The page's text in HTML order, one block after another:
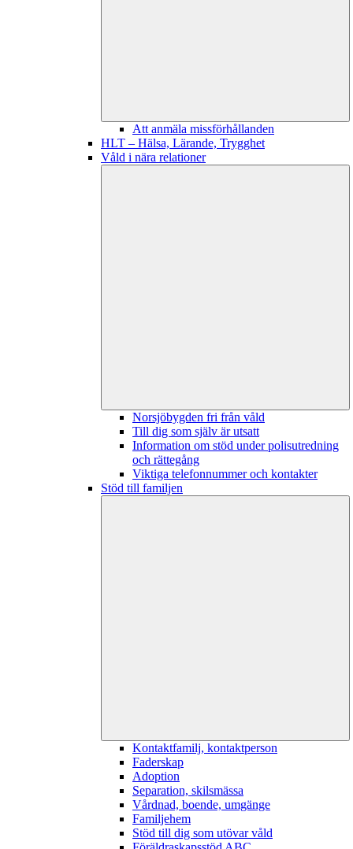
Att anmäla missförhållanden
HLT – Hälsa, Lärande, Trygghet
Våld i nära relationer
Norsjöbygden fri från våld
Till dig som själv är utsatt
Information om stöd under polisutredning
och rättegång
Viktiga telefonnummer och kontakter
Stöd till familjen
Kontaktfamilj, kontaktperson
Faderskap
Adoption
Separation, skilsmässa
Vårdnad, boende, umgänge
Familjehem
Stöd till dig som utövar våld